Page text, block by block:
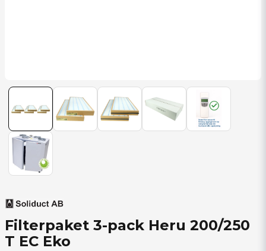
Filterpaket 3-pack Heru 200/250
T EC Eko